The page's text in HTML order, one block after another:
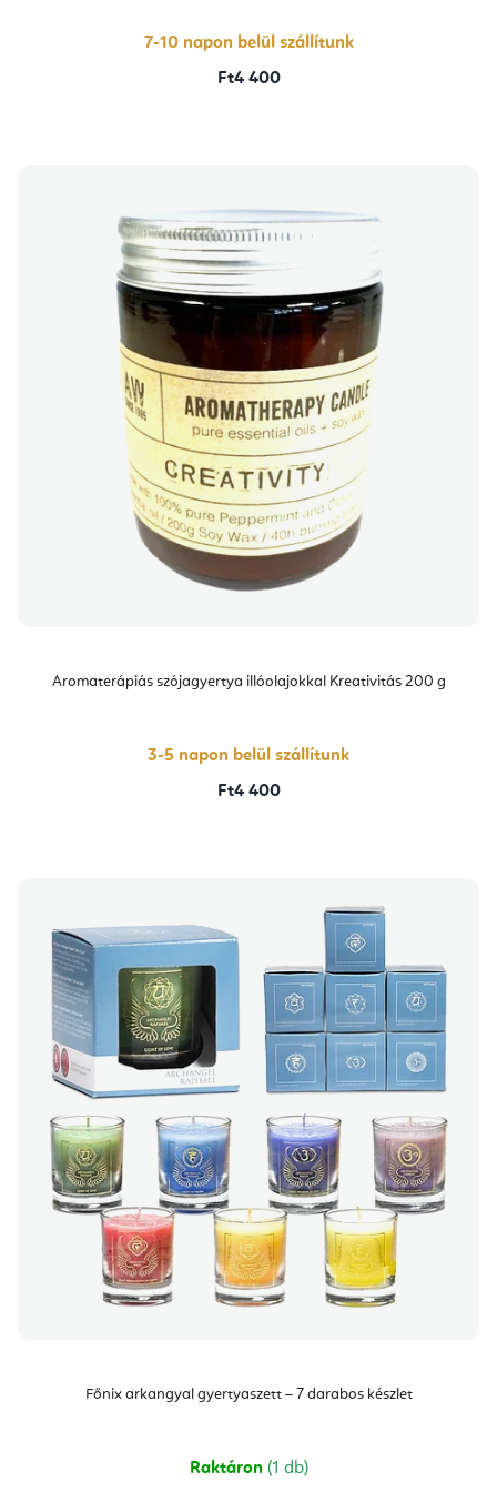
csillag.
7-10 napon belül szállítunk
Ft4 400
Aromaterápiás szójagyertya illóolajokkal Kreativitás 200 g
3-5 napon belül szállítunk
Ft4 400
Főnix arkangyal gyertyaszett – 7 darabos készlet
Raktáron (1 db)